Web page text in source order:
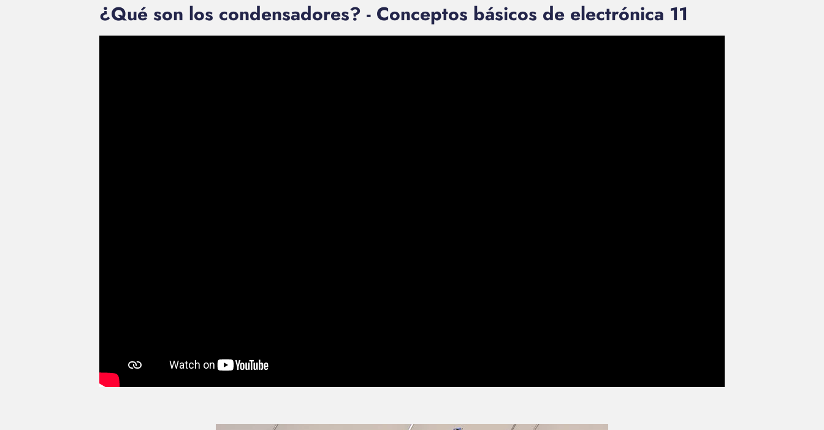
¿Qué son los condensadores? - Conceptos básicos de electrónica 11